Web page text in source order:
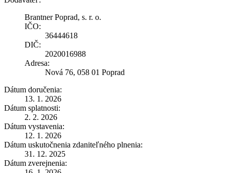
Brantner Poprad, s. r. o.
IČO:
36444618
DIČ:
2020016988
Adresa:
Nová 76, 058 01 Poprad
Dátum doručenia:
13. 1. 2026
Dátum splatnosti:
2. 2. 2026
Dátum vystavenia:
12. 1. 2026
Dátum uskutočnenia zdaniteľného plnenia:
31. 12. 2025
Dátum zverejnenia: